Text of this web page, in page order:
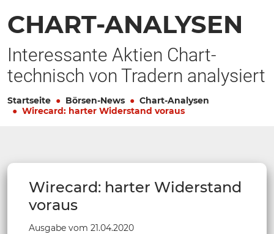
CHART-ANALYSEN
Interessante Aktien Chart-
technisch von Tradern analysiert
Startseite Börsen-News
Chart-Analysen
Wirecard: harter Widerstand voraus
Wirecard: harter Widerstand
voraus
Ausgabe vom 21.04.2020